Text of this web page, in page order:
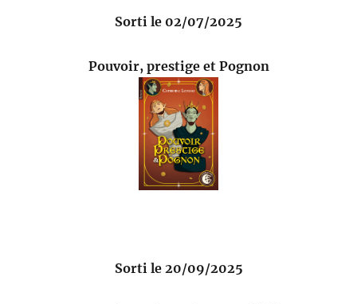
Sorti le 02/07/2025
Pouvoir, prestige et Pognon
Sorti le 20/09/2025